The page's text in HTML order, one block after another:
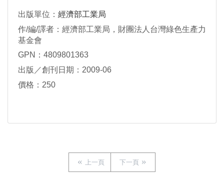
出版單位： 經濟部工業局
作/編/譯者：經濟部工業局，財團法人台灣綠色生產力
基金會
GPN：4809801363
出版／創刊日期：2009-06
價格：250
上一頁 下一頁